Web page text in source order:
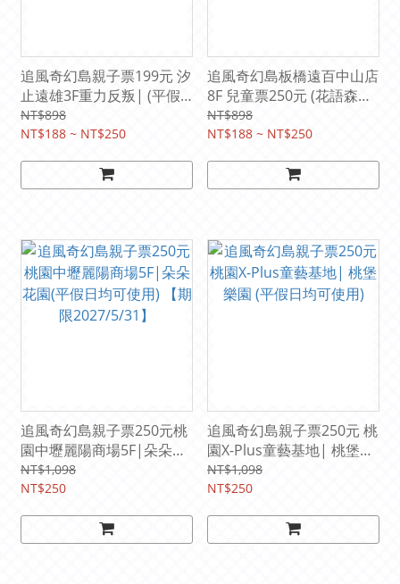
追風奇幻島親子票199元 汐
止遠雄3F重力反叛| (平假
日均可使用) 【期限
2028/5/31】
NT$898
NT$188 ~ NT$250
追風奇幻島板橋遠百中山店
8F 兒童票250元 (花語森林)
(兒童全日暢玩. 平假日均可
使用) 【期限2027/9/30】
NT$898
NT$188 ~ NT$250
追風奇幻島親子票250元桃
園中壢麗陽商場5F|朵朵花
園(平假日均可使用) 【期限
2027/5/31】
NT$1,098
NT$250
追風奇幻島親子票250元 桃
園X-Plus童藝基地| 桃堡樂
園 (平假日均可使用)
NT$1,098
NT$250